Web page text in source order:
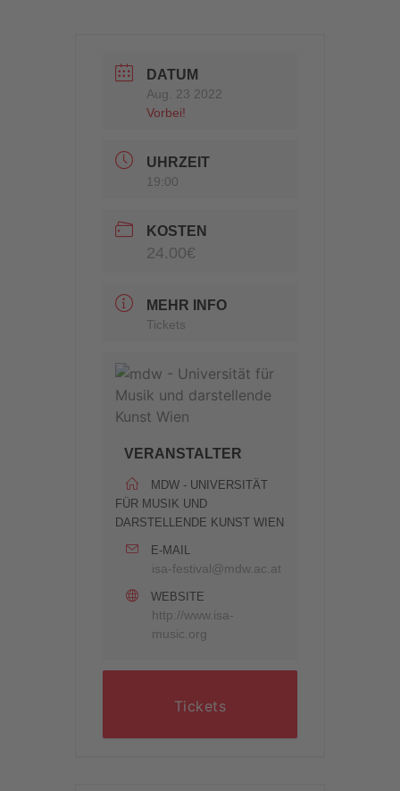
DATUM
Aug. 23 2022
Vorbei!
UHRZEIT
19:00
KOSTEN
24.00€
MEHR INFO
Tickets
VERANSTALTER
MDW - UNIVERSITÄT
FÜR MUSIK UND
DARSTELLENDE KUNST WIEN
E-MAIL
isa-festival@mdw.ac.at
WEBSITE
http://www.isa-
music.org
Tickets